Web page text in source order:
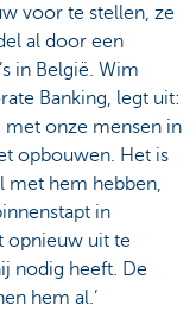
voor te stellen, ze
al door een
in België. Wim
Banking, legt uit:
met onze mensen in
opbouwen. Het is
hem hebben,
in
opnieuw uit te
nodig heeft. De
hem al.’